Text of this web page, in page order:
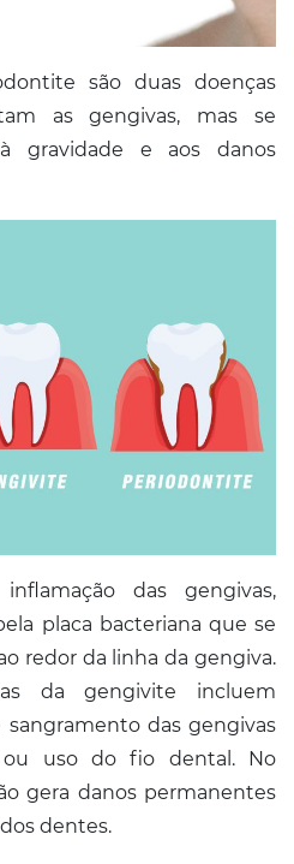
são duas doenças
as gengivas, mas se
gravidade e aos danos
das gengivas,
placa bacteriana que se
redor da linha da gengiva.
da gengivite incluem
das gengivas
ou uso do fio dental. No
gera danos permanentes
dentes.